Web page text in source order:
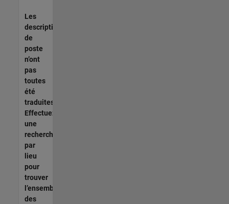
Les
descriptions
de
poste
n’ont
pas
toutes
été
traduites.
Effectuez
une
recherche
par
lieu
pour
trouver
l’ensemble
des